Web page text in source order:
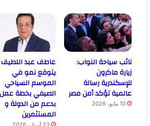
نائب سياحة النواب:
زيارة ماكرون
للإسكندرية رسالة
عالمية تؤكد أمن مصر
10 مايو، 2026
عاطف عبد اللطيف
يتوقع نمو في
الموسم السياحي
الصيفي بخطة عمل
بدعم من الدولة و
المستثمرين
23 أبريل، 2026